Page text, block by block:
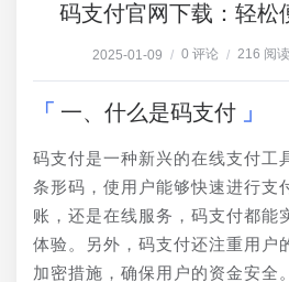
码支付官网下载：轻松
2025-01-09 / 0 评论 / 216 阅读
一、什么是码支付
码支付是一种新兴的在线支付工
条形码，使用户能够快速进行支
账，还是在线服务，码支付都能
体验。另外，码支付还注重用户
加密措施，确保用户的资金安全。